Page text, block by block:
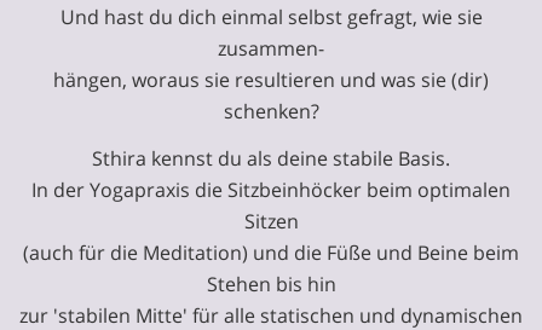
Und hast du dich einmal selbst gefragt, wie sie
zusammen-
hängen, woraus sie resultieren und was sie (dir)
schenken?
Sthira kennst du als deine stabile Basis.
In der Yogapraxis die Sitzbeinhöcker beim optimalen
Sitzen
(auch für die Meditation) und die Füße und Beine beim
Stehen bis hin
zur 'stabilen Mitte' für alle statischen und dynamischen